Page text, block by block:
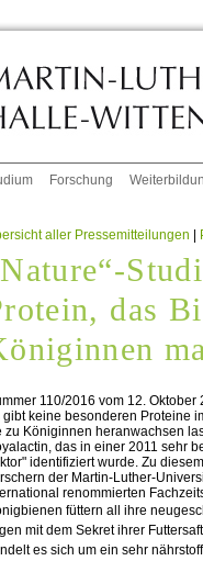
Forschung
aller Pressemitteilungen |
das
110/2016 vom 12. Oktober
gibt keine besonderen Proteine
zu Königinnen heranwachsen
das in einer 2011 sehr
identifiziert wurde. Zu
der Martin-Luther-
renommierten
füttern all ihre
mit dem Sekret ihrer
es sich um ein sehr